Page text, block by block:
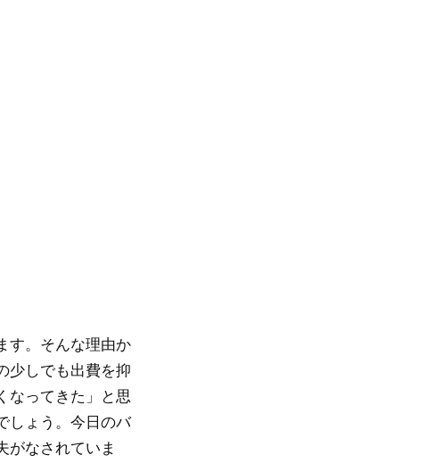
す。そんな理由か
少しでも出費を抑
なってきた」と思
しょう。今日のバ
がなされていま